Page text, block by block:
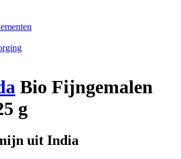
Bio Fijngemalen
g
uit India